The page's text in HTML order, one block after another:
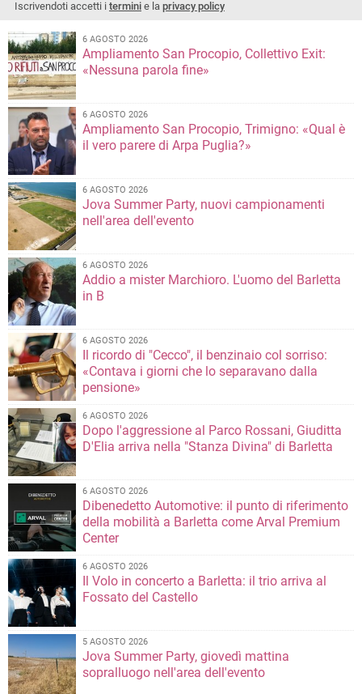
Iscrivendoti accetti i termini e la privacy policy
6 AGOSTO 2026
Ampliamento San Procopio, Collettivo Exit:
«Nessuna parola fine»
6 AGOSTO 2026
Ampliamento San Procopio, Trimigno: «Qual è
il vero parere di Arpa Puglia?»
6 AGOSTO 2026
Jova Summer Party, nuovi campionamenti
nell'area dell'evento
6 AGOSTO 2026
Addio a mister Marchioro. L'uomo del Barletta
in B
6 AGOSTO 2026
Il ricordo di "Cecco", il benzinaio col sorriso:
«Contava i giorni che lo separavano dalla
pensione»
6 AGOSTO 2026
Dopo l'aggressione al Parco Rossani, Giuditta
D'Elia arriva nella "Stanza Divina" di Barletta
6 AGOSTO 2026
Dibenedetto Automotive: il punto di riferimento
della mobilità a Barletta come Arval Premium
Center
6 AGOSTO 2026
Il Volo in concerto a Barletta: il trio arriva al
Fossato del Castello
5 AGOSTO 2026
Jova Summer Party, giovedì mattina
sopralluogo nell'area dell'evento